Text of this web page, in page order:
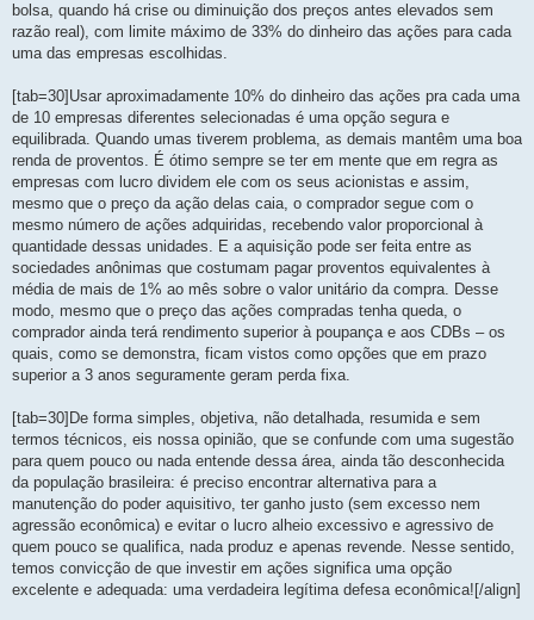
bolsa, quando há crise ou diminuição dos preços antes elevados sem
razão real), com limite máximo de 33% do dinheiro das ações para cada
uma das empresas escolhidas.
[tab=30]Usar aproximadamente 10% do dinheiro das ações pra cada uma
de 10 empresas diferentes selecionadas é uma opção segura e
equilibrada. Quando umas tiverem problema, as demais mantêm uma boa
renda de proventos. É ótimo sempre se ter em mente que em regra as
empresas com lucro dividem ele com os seus acionistas e assim,
mesmo que o preço da ação delas caia, o comprador segue com o
mesmo número de ações adquiridas, recebendo valor proporcional à
quantidade dessas unidades. E a aquisição pode ser feita entre as
sociedades anônimas que costumam pagar proventos equivalentes à
média de mais de 1% ao mês sobre o valor unitário da compra. Desse
modo, mesmo que o preço das ações compradas tenha queda, o
comprador ainda terá rendimento superior à poupança e aos CDBs – os
quais, como se demonstra, ficam vistos como opções que em prazo
superior a 3 anos seguramente geram perda fixa.
[tab=30]De forma simples, objetiva, não detalhada, resumida e sem
termos técnicos, eis nossa opinião, que se confunde com uma sugestão
para quem pouco ou nada entende dessa área, ainda tão desconhecida
da população brasileira: é preciso encontrar alternativa para a
manutenção do poder aquisitivo, ter ganho justo (sem excesso nem
agressão econômica) e evitar o lucro alheio excessivo e agressivo de
quem pouco se qualifica, nada produz e apenas revende. Nesse sentido,
temos convicção de que investir em ações significa uma opção
excelente e adequada: uma verdadeira legítima defesa econômica![/align]